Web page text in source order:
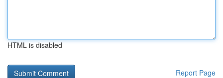
HTML is disabled
Report Page